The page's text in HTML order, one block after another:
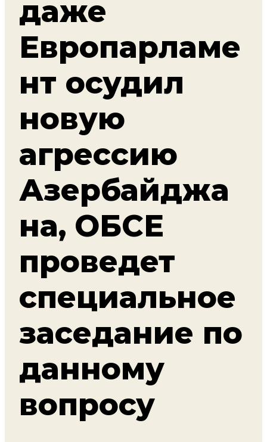
даже
Европарламе
нт осудил
новую
агрессию
Азербайджа
на, ОБСЕ
проведет
специальное
заседание по
данному
вопросу